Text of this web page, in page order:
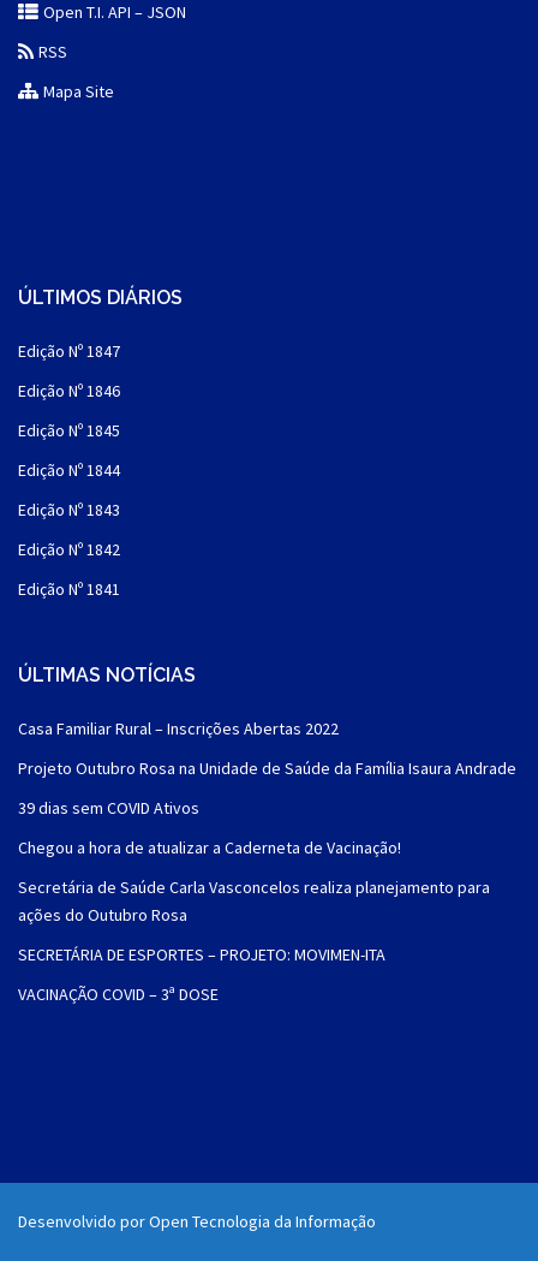
Open T.I. API – JSON
RSS
Mapa Site
ÚLTIMOS DIÁRIOS
Edição Nº 1847
Edição Nº 1846
Edição Nº 1845
Edição Nº 1844
Edição Nº 1843
Edição Nº 1842
Edição Nº 1841
ÚLTIMAS NOTÍCIAS
Casa Familiar Rural – Inscrições Abertas 2022
Projeto Outubro Rosa na Unidade de Saúde da Família Isaura Andrade
39 dias sem COVID Ativos
Chegou a hora de atualizar a Caderneta de Vacinação!
Secretária de Saúde Carla Vasconcelos realiza planejamento para
ações do Outubro Rosa
SECRETÁRIA DE ESPORTES – PROJETO: MOVIMEN-ITA
VACINAÇÃO COVID – 3ª DOSE
Desenvolvido por Open Tecnologia da Informação